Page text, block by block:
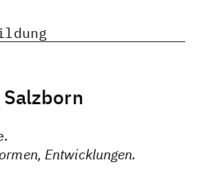
Entwicklungen.